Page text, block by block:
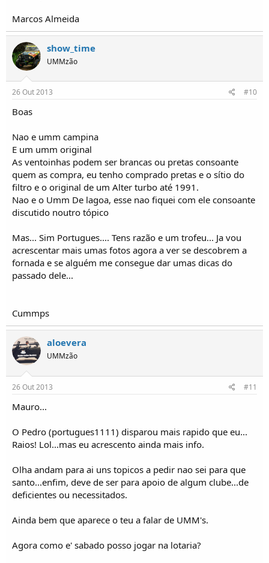
Marcos Almeida
show_time
UMMzão
26 Out 2013 #10
Boas
Nao e umm campina
E um umm original
As ventoinhas podem ser brancas ou pretas consoante
quem as compra, eu tenho comprado pretas e o sítio do
filtro e o original de um Alter turbo até 1991.
Nao e o Umm De lagoa, esse nao fiquei com ele consoante
discutido noutro tópico
Mas... Sim Portugues.... Tens razão e um trofeu... Ja vou
acrescentar mais umas fotos agora a ver se descobrem a
fornada e se alguém me consegue dar umas dicas do
passado dele...
Cummps
aloevera
UMMzão
26 Out 2013 #11
Mauro...
O Pedro (portugues1111) disparou mais rapido que eu...
Raios! Lol...mas eu acrescento ainda mais info.
Olha andam para ai uns topicos a pedir nao sei para que
santo...enfim, deve de ser para apoio de algum clube...de
deficientes ou necessitados.
Ainda bem que aparece o teu a falar de UMM's.
Agora como e' sabado posso jogar na lotaria?